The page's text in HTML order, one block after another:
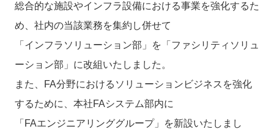
総合的な施設やインフラ設備における事業を強化するた
め、社内の当該業務を集約し併せて
「インフラソリューション部」を「ファシリティソリュ
ーション部」に改組いたしました。
また、FA分野におけるソリューションビジネスを強化
するために、本社FAシステム部内に
「FAエンジニアリンググループ」を新設いたしまし